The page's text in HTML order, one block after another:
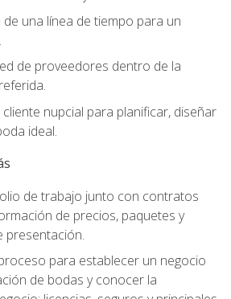
una línea de tiempo para un
de proveedores dentro de la
nupcial para planificar, diseñar
ideal.
de trabajo junto con contratos
de precios, paquetes y
presentación.
para establecer un negocio
de bodas y conocer la